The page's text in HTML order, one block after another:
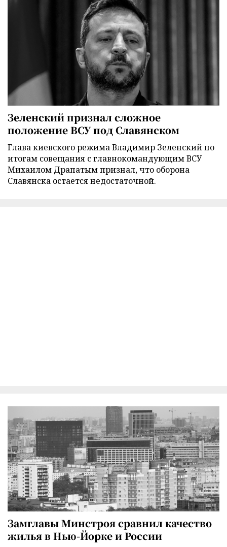
Зеленский признал сложное
положение ВСУ под Славянском
Глава киевского режима Владимир Зеленский по
итогам совещания с главнокомандующим ВСУ
Михаилом Драпатым признал, что оборона
Славянска остается недостаточной.
Замглавы Минстроя сравнил качество
жилья в Нью-Йорке и России